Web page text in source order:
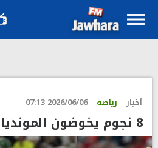
أخبار رياضة 2026/06/06 07:13
8 نجوم يخوضون المونديال في سن الـ40